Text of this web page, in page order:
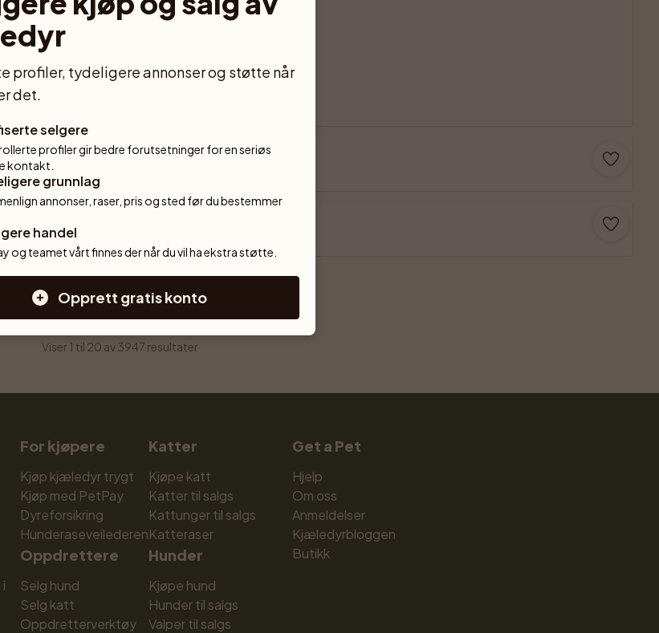
Villa Rosa
2
Viser 1 til 20 av 3947 resultater
For kjøpere
Kjøp kjæledyr trygt
Kjøp med PetPay
Dyreforsikring
Hunderaseveilederen
Oppdrettere
Selg hund
Selg katt
Oppdretterverktøy
Katter
Kjøpe katt
Katter til salgs
Kattunger til salgs
Katteraser
Hunder
Kjøpe hund
Hunder til salgs
Valper til salgs
Get a Pet
Hjelp
Om oss
Anmeldelser
Kjæledyrbloggen
Butikk
profiler, tydeligere annonser og støtte når
det.
selgere
profiler gir bedre forutsetninger for en seriøs
kontakt.
grunnlag
annonser, raser, pris og sted før du bestemmer
handel
og teamet vårt finnes der når du vil ha ekstra støtte.
Opprett gratis konto